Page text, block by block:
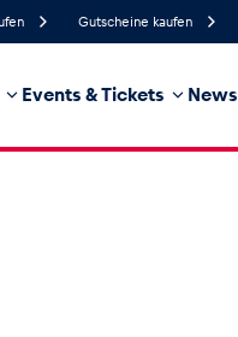
Gutscheine kaufen
Events & Tickets News